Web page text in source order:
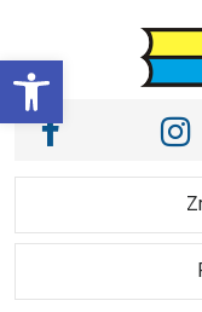
Otwórz
Main
Nasze media
Facebook